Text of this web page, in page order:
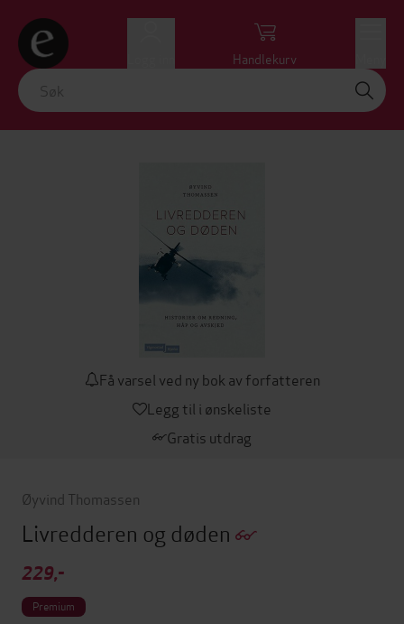
Handlekurv
Få varsel ved ny bok av forfatteren
Legg til i ønskeliste
Gratis utdrag
Øyvind Thomassen
Livredderen og døden
229,-
Premium